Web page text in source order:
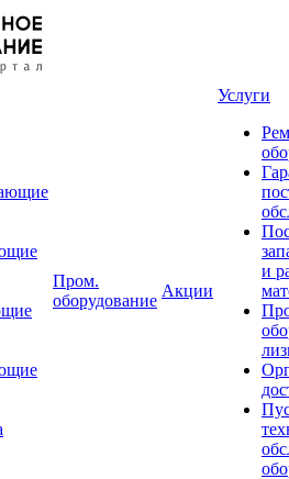
Пром.
оборудование
Акции
Услуги
и